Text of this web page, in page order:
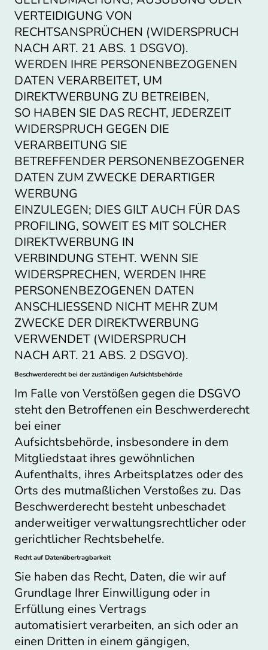
VERTEIDIGUNG VON
RECHTSANSPRÜCHEN (WIDERSPRUCH
NACH ART. 21 ABS. 1 DSGVO).
WERDEN IHRE PERSONENBEZOGENEN
DATEN VERARBEITET, UM
DIREKTWERBUNG ZU BETREIBEN,
SO HABEN SIE DAS RECHT, JEDERZEIT
WIDERSPRUCH GEGEN DIE
VERARBEITUNG SIE
BETREFFENDER PERSONENBEZOGENER
DATEN ZUM ZWECKE DERARTIGER
WERBUNG
EINZULEGEN; DIES GILT AUCH FÜR DAS
PROFILING, SOWEIT ES MIT SOLCHER
DIREKTWERBUNG IN
VERBINDUNG STEHT. WENN SIE
WIDERSPRECHEN, WERDEN IHRE
PERSONENBEZOGENEN DATEN
ANSCHLIESSEND NICHT MEHR ZUM
ZWECKE DER DIREKTWERBUNG
VERWENDET (WIDERSPRUCH
NACH ART. 21 ABS. 2 DSGVO).
Beschwerderecht bei der zuständigen Aufsichtsbehörde
Im Falle von Verstößen gegen die DSGVO
steht den Betroffenen ein Beschwerderecht
bei einer
Aufsichtsbehörde, insbesondere in dem
Mitgliedstaat ihres gewöhnlichen
Aufenthalts, ihres Arbeitsplatzes oder des
Orts des mutmaßlichen Verstoßes zu. Das
Beschwerderecht besteht unbeschadet
anderweitiger verwaltungsrechtlicher oder
gerichtlicher Rechtsbehelfe.
Recht auf Datenübertragbarkeit
Sie haben das Recht, Daten, die wir auf
Grundlage Ihrer Einwilligung oder in
Erfüllung eines Vertrags
automatisiert verarbeiten, an sich oder an
einen Dritten in einem gängigen,